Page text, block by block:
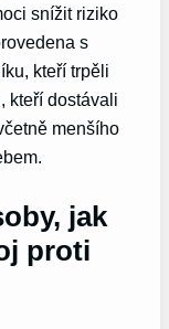
snížit riziko
s
kteří trpěli
kteří dostávali
menšího
jak
proti